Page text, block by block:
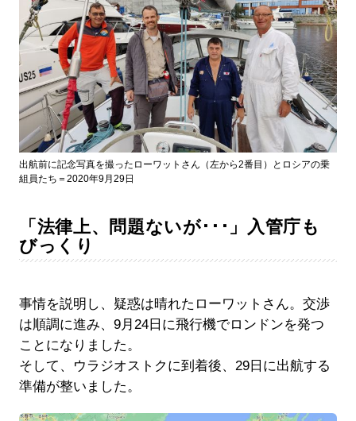
出航前に記念写真を撮ったローワットさん（左から2番目）とロシアの乗
組員たち＝2020年9月29日
「法律上、問題ないが･･･」入管庁も
びっくり
事情を説明し、疑惑は晴れたローワットさん。交渉
は順調に進み、9月24日に飛行機でロンドンを発つ
ことになりました。
そして、ウラジオストクに到着後、29日に出航する
準備が整いました。